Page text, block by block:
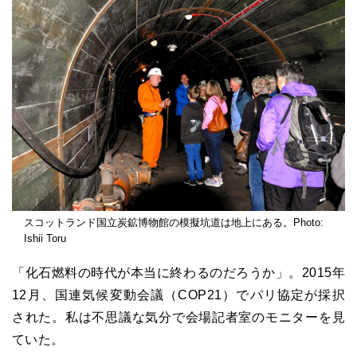
スコットランド国立炭鉱博物館の模擬坑道は地上にある。Photo:
Ishii Toru
「化石燃料の時代が本当に終わるのだろうか」。2015年
12月、国連気候変動会議（COP21）でパリ協定が採択
された。私は不思議な気分で会場記者室のモニターを見
ていた。